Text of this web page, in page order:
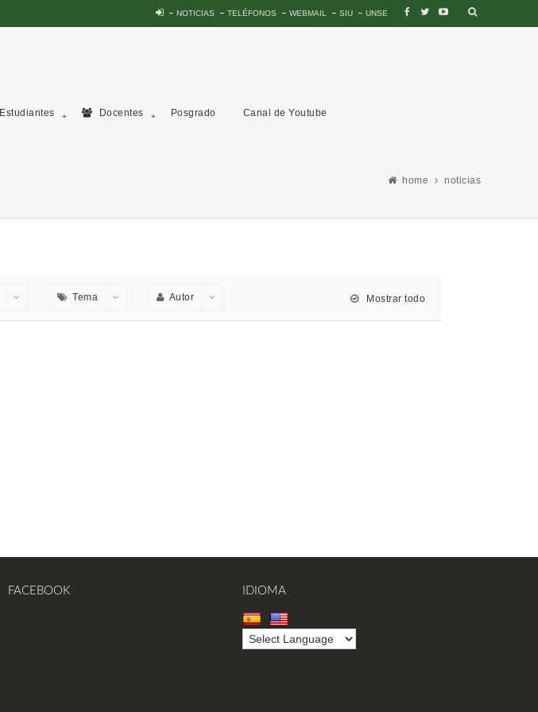
NOTICIAS TELÉFONOS WEBMAIL SIU UNSE
Estudiantes Docentes Posgrado Canal de Youtube
home noticias
Tema Autor Mostrar todo
FACEBOOK IDIOMA